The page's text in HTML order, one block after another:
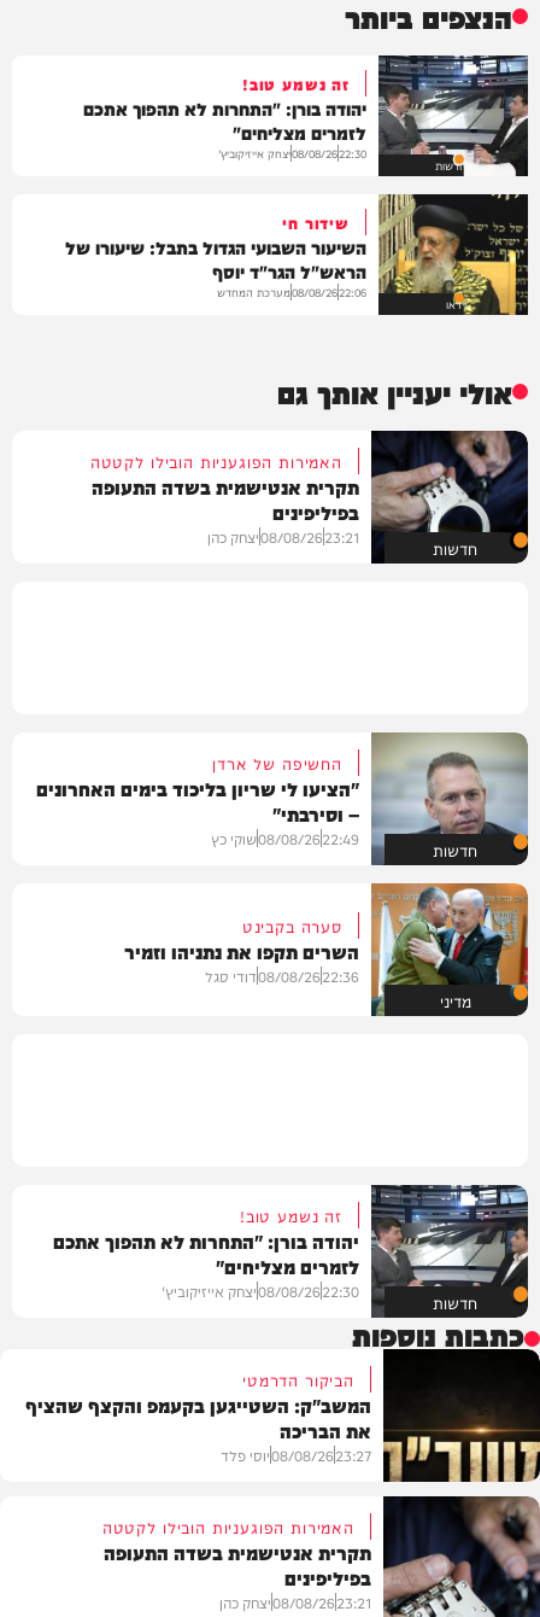
הנצפים ביותר
חדשות
זה נשמע טוב!
יהודה בורן: "התחרות לא תהפוך אתכם
לזמרים מצליחים"
22:30
08/08/26יצחק אייזיקוביץ'
וידאו
שידור חי
השיעור השבועי הגדול בתבל: שיעורו של
הראש"ל הגר"ד יוסף
22:06
08/08/26מערכת המחדש
אולי יעניין אותך גם
חדשות
האמירות הפוגעניות הובילו לקטטה
תקרית אנטישמית בשדה התעופה
בפיליפינים
23:21
08/08/26יצחק כהן
חדשות
החשיפה של ארדן
"הציעו לי שריון בליכוד בימים האחרונים
– וסירבתי"
22:49
08/08/26שוקי כץ
מדיני
סערה בקבינט
השרים תקפו את נתניהו וזמיר
22:36
08/08/26דודי סגל
חדשות
זה נשמע טוב!
יהודה בורן: "התחרות לא תהפוך אתכם
לזמרים מצליחים"
22:30
08/08/26יצחק אייזיקוביץ'
כתבות נוספות
המשב"ק
הביקור הדרמטי
המשב"ק: השטייגען בקעמפ והקצף שהציף
את הבריכה
23:27
08/08/26יוסי פלד
האמירות הפוגעניות הובילו לקטטה
תקרית אנטישמית בשדה התעופה
בפיליפינים
23:21
08/08/26יצחק כהן